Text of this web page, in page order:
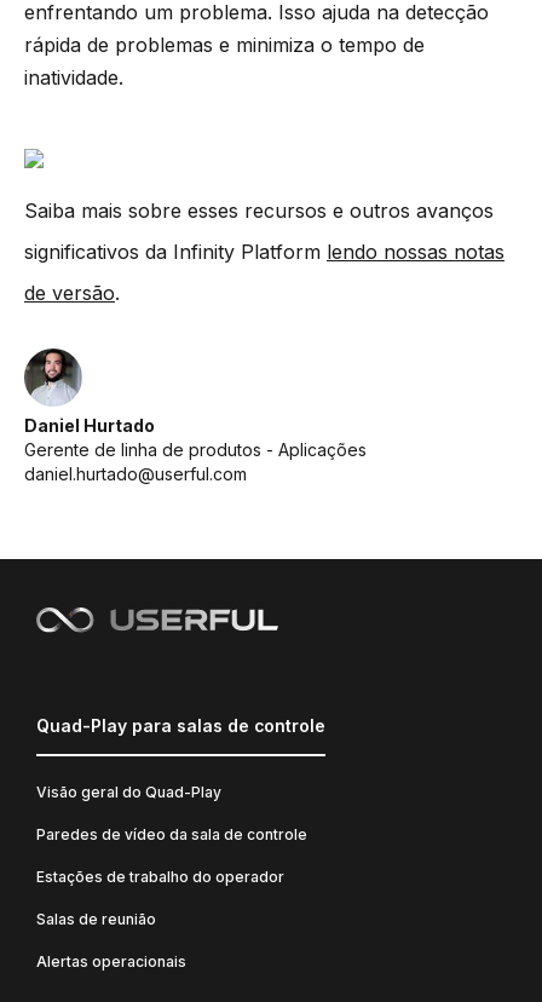
enfrentando um problema. Isso ajuda na detecção
rápida de problemas e minimiza o tempo de
inatividade.
Saiba mais sobre esses recursos e outros avanços
significativos da Infinity Platform lendo nossas notas
de versão.
Daniel Hurtado
Gerente de linha de produtos - Aplicações
daniel.hurtado@userful.com
Quad-Play para salas de controle
Visão geral do Quad-Play
Paredes de vídeo da sala de controle
Estações de trabalho do operador
Salas de reunião
Alertas operacionais